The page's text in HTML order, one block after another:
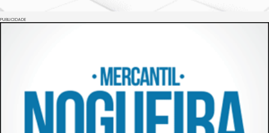
PUBLICIDADE